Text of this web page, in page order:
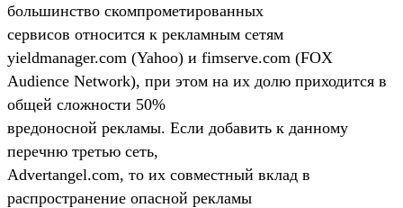
большинство скомпрометированных
сервисов относится к рекламным сетям
yieldmanager.com (Yahoo) и fimserve.com (FOX
Audience Network), при этом на их долю приходится в
общей сложности 50%
вредоносной рекламы. Если добавить к данному
перечню третью сеть,
Advertangel.com, то их совместный вклад в
распространение опасной рекламы